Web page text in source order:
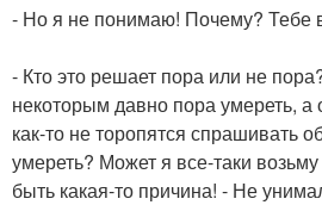
- Но я не понимаю! Почему? Тебе
- Кто это решает пора или не
некоторым давно пора умереть, а
как-то не торопятся спрашивать
умереть? Может я все-таки
быть какая-то причина! - Не